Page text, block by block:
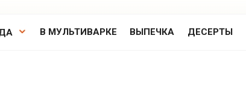
В МУЛЬТИВАРКЕ ВЫПЕЧКА ДЕСЕРТЫ